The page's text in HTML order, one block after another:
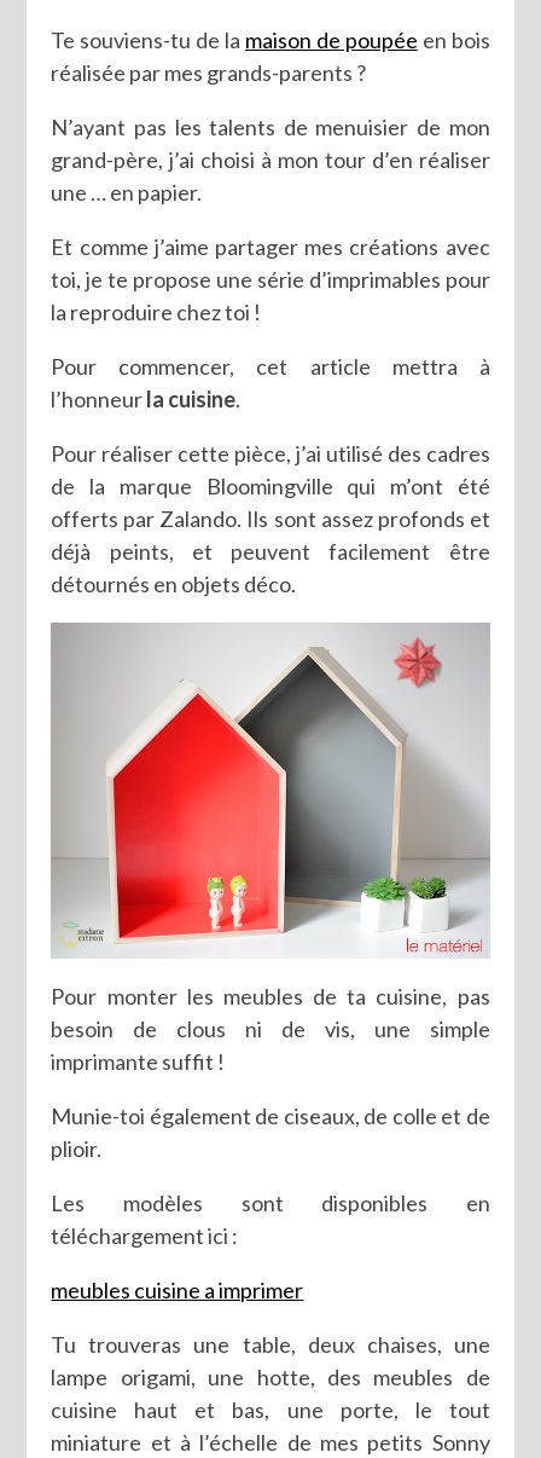
Te souviens-tu de la maison de poupée en bois
réalisée par mes grands-parents ?
N’ayant pas les talents de menuisier de mon
grand-père, j’ai choisi à mon tour d’en réaliser
une … en papier.
Et comme j’aime partager mes créations avec
toi, je te propose une série d’imprimables pour
la reproduire chez toi !
Pour commencer, cet article mettra à
l’honneurla cuisine.
Pour réaliser cette pièce, j’ai utilisé des cadres
de la marque Bloomingville qui m’ont été
offerts par Zalando. Ils sont assez profonds et
déjà peints, et peuvent facilement être
détournés en objets déco.
Pour monter les meubles de ta cuisine, pas
besoin de clous ni de vis, une simple
imprimante suffit !
Munie-toi également de ciseaux, de colle et de
plioir.
Les modèles sont disponibles en
téléchargement ici :
meubles cuisine a imprimer
Tu trouveras une table, deux chaises, une
lampe origami, une hotte, des meubles de
cuisine haut et bas, une porte, le tout
miniature et à l’échelle de mes petits Sonny